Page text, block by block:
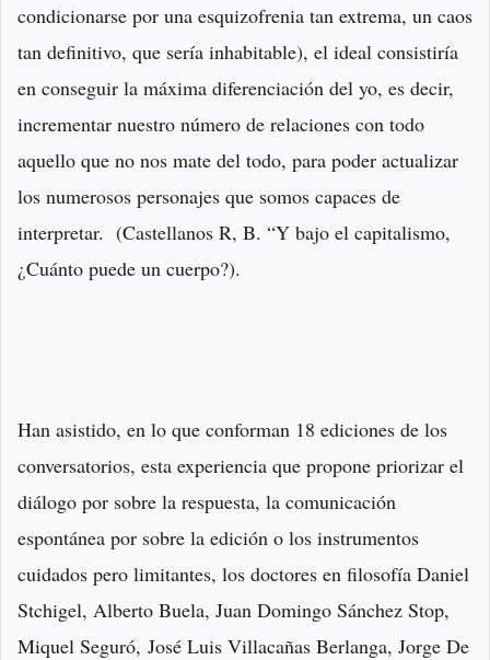
condicionarse por una esquizofrenia tan extrema, un caos
tan definitivo, que sería inhabitable), el ideal consistiría
en conseguir la máxima diferenciación del yo, es decir,
incrementar nuestro número de relaciones con todo
aquello que no nos mate del todo, para poder actualizar
los numerosos personajes que somos capaces de
interpretar. (Castellanos R, B. “Y bajo el capitalismo,
¿Cuánto puede un cuerpo?).
Han asistido, en lo que conforman 18 ediciones de los
conversatorios, esta experiencia que propone priorizar el
diálogo por sobre la respuesta, la comunicación
espontánea por sobre la edición o los instrumentos
cuidados pero limitantes, los doctores en filosofía Daniel
Stchigel, Alberto Buela, Juan Domingo Sánchez Stop,
Miquel Seguró, José Luis Villacañas Berlanga, Jorge De